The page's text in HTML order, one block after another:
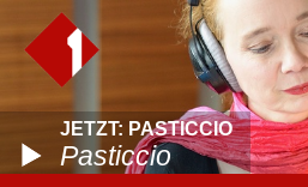
JETZT: PASTICCIO
Pasticcio